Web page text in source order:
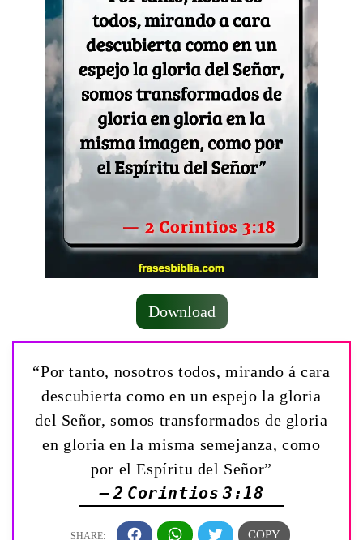
Download
“Por tanto, nosotros todos, mirando á cara
descubierta como en un espejo la gloria
del Señor, somos transformados de gloria
en gloria en la misma semejanza, como
por el Espíritu del Señor”
— 2 Corintios 3:18